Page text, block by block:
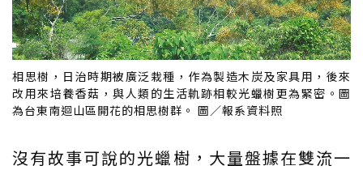
相思樹，日治時期被廣泛栽種，作為製造木炭及家具用，後來
改用來培養香菇，與人類的生活軌跡相較光蠟樹更為緊密。圖
為台東南迴山區開花的相思樹群。 圖／報系資料照
沒有故事可說的光蠟樹，大量盤據在雙流一